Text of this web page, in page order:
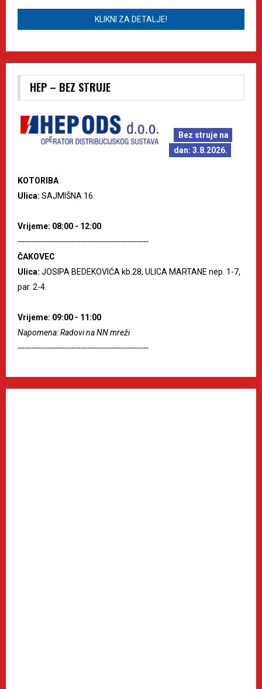
KLIKNI ZA DETALJE!
HEP – BEZ STRUJE
Bez struje na
dan: 3.8.2026.
KOTORIBA
Ulica: SAJMIŠNA 16.
Vrijeme: 08:00 - 12:00
--------------------------------------------------------
ČAKOVEC
Ulica: JOSIPA BEDEKOVIĆA kb.28, ULICA MARTANE nep. 1-7,
par. 2-4.
Vrijeme: 09:00 - 11:00
Napomena: Radovi na NN mreži
--------------------------------------------------------